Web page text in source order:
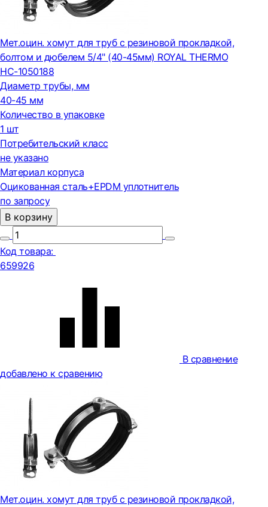
Мет.оцин. хомут для труб с резиновой прокладкой,
болтом и дюбелем 5/4" (40-45мм) ROYAL THERMO
НС-1050188
Диаметр трубы, мм
40-45 мм
Количество в упаковке
1 шт
Потребительский класс
не указано
Материал корпуса
Оцикованная сталь+EPDM уплотнитель
по запросу
В корзину
Код товара:
659926
В сравнение
добавлено к сравению
Мет.оцин. хомут для труб с резиновой прокладкой,